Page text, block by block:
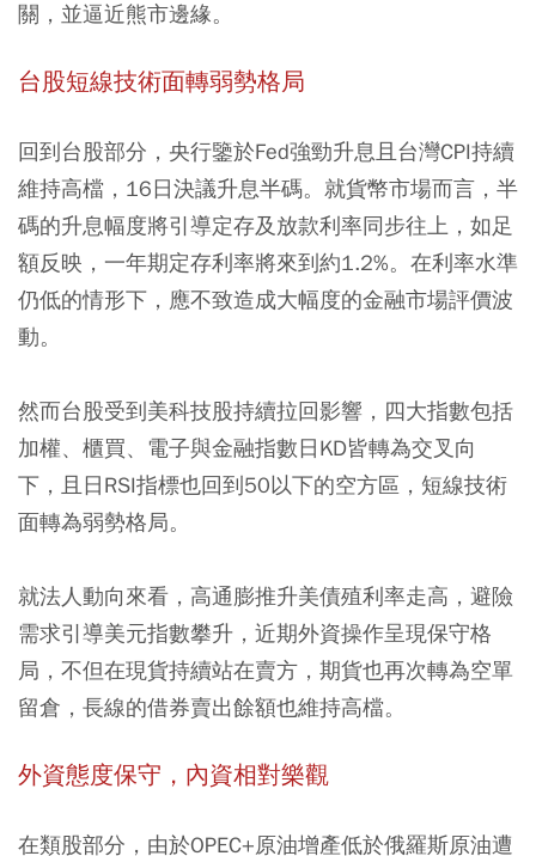
關，並逼近熊市邊緣。
台股短線技術面轉弱勢格局
回到台股部分，央行鑒於Fed強勁升息且台灣CPI持續
維持高檔，16日決議升息半碼。就貨幣市場而言，半
碼的升息幅度將引導定存及放款利率同步往上，如足
額反映，一年期定存利率將來到約1.2%。在利率水準
仍低的情形下，應不致造成大幅度的金融市場評價波
動。
然而台股受到美科技股持續拉回影響，四大指數包括
加權、櫃買、電子與金融指數日KD皆轉為交叉向
下，且日RSI指標也回到50以下的空方區，短線技術
面轉為弱勢格局。
就法人動向來看，高通膨推升美債殖利率走高，避險
需求引導美元指數攀升，近期外資操作呈現保守格
局，不但在現貨持續站在賣方，期貨也再次轉為空單
留倉，長線的借券賣出餘額也維持高檔。
外資態度保守，內資相對樂觀
在類股部分，由於OPEC+原油增產低於俄羅斯原油遭